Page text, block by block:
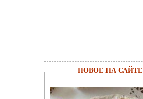
НОВОЕ НА САЙТЕ